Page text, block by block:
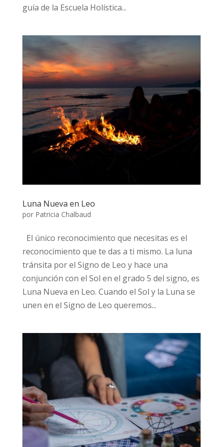
guía de la Escuela Holística...
Luna Nueva en Leo
por Patricia Chalbaud
El único reconocimiento que necesitas es el
reconocimiento que te das a ti mismo. La luna
tránsita por el Signo de Leo y hace una
conjunción con el Sol en el grado 5 del signo, es
Luna Nueva en Leo. Cuando el Sol y la Luna se
unen en el Signo de Leo queremos...